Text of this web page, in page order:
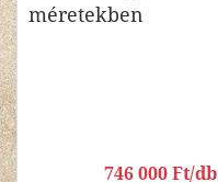
méretekben
746 000 Ft/db